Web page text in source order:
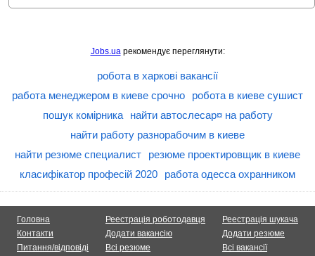
Jobs.uaрекомендує переглянути:
робота в харкові вакансії
работа менеджером в киеве срочно
робота в киеве сушист
пошук комірника
найти автослесар¤ на работу
найти работу разнорабочим в киеве
найти резюме специалист
резюме проектировщик в киеве
класифікатор професій 2020
работа одесса охранником
Головна
Контакти
Питання/відповіді
Реестрація роботодавця
Додати вакансію
Всі резюме
Реестрація шукача
Додати резюме
Всі вакансії